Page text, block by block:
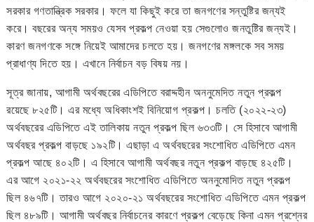
সরকার গণতান্ত্রিক সরকার। ফলে যা কিছুই করে তা জনগণের সন্তুষ্টির জন্যই
করে। বছরের অন্য সময়ও যেসব প্রকল্প নেওয়া হয় সেগুলোও জনতুষ্টির জন্যই।
কারণ জনগণকে সঙ্গে নিয়েই আমাদের চলতে হয়। জনগণের মঙ্গলকে সব সময়
প্রাধাণ্য দিতে হয়। এখানে নির্বাচন বড় বিষয় নয়।
সূত্র জানায়, আগামী অর্থবছরের এডিপিতে বরাদ্দহীন অননুমেদিত নতুন প্রকল্প
রয়েছে ৮২৫টি। এর মধ্যে অধিকাংশই বিনিয়োগ প্রকল্প। চলতি (২০২২-২৩)
অর্থবছরের এডিপিতে এই তালিকায় নতুন প্রকল্প ছিল ৬৩৩টি। সে হিসাবে আগামী
অর্থবছর প্রকল্প বাড়ছে ১৯২টি। এছাড়া এ অর্থবছরের সংশোধিত এডিপিতে এমন
প্রকল্প আছে ৪০২টি। এ হিসাবে আগামী অর্থবছর নতুন প্রকল্প বাড়ছে ৪২৫টি।
এর আগে ২০২১-২২ অর্থবছরের সংশোধিত এডিপিতে অননুমোদিত নতুন প্রকল্প
ছিল ৪৬৭টি। তারও আগে ২০২০-২১ অর্থবছরের সংশোধিত এডিপিতে এমন প্রকল্প
ছিল ৪৮৯টি। আগামী অর্থবছর নির্বাচনের কারণে প্রকল্প বেড়েছে কিনা এমন প্রশ্নের